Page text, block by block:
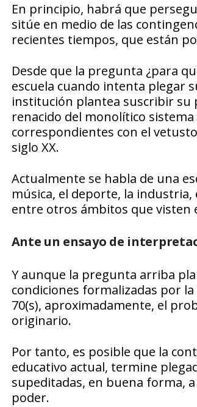
En principio, habrá que
sitúe en medio de las
recientes tiempos, que están
Desde que la pregunta ¿para
escuela cuando intenta plegar
institución plantea suscribir su
renacido del monolítico
correspondientes con el
siglo XX.
Actualmente se habla de una
música, el deporte, la
entre otros ámbitos que visten
Ante un ensayo de
Y aunque la pregunta arriba
condiciones formalizadas por
70(s), aproximadamente, el
originario.
Por tanto, es posible que la
educativo actual, termine
supeditadas, en buena forma,
poder.